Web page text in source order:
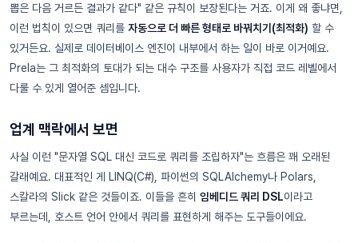
뽑은 다음 거르든 결과가 같다" 같은 규칙이 보장된다는 거죠. 이게 왜 좋냐면,
이런 법칙이 있으면 쿼리를 자동으로 더 빠른 형태로 바꿔치기(최적화) 할 수
있거든요. 실제로 데이터베이스 엔진이 내부에서 하는 일이 바로 이거예요.
Prela는 그 최적화의 토대가 되는 대수 구조를 사용자가 직접 코드 레벨에서
다룰 수 있게 열어준 셈입니다.
업계 맥락에서 보면
사실 이런 "문자열 SQL 대신 코드로 쿼리를 조립하자"는 흐름은 꽤 오래된
갈래예요. 대표적인 게 LINQ(C#), 파이썬의 SQLAlchemy나 Polars,
스칼라의 Slick 같은 것들이죠. 이들을 흔히 임베디드 쿼리 DSL이라고
부르는데, 호스트 언어 안에서 쿼리를 표현하게 해주는 도구들이에요.